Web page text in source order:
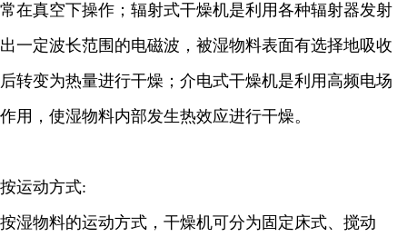
常在真空下操作；辐射式干燥机是利用各种辐射器发射
出一定波长范围的电磁波，被湿物料表面有选择地吸收
后转变为热量进行干燥；介电式干燥机是利用高频电场
作用，使湿物料内部发生热效应进行干燥。
按运动方式:
按湿物料的运动方式，干燥机可分为固定床式、搅动